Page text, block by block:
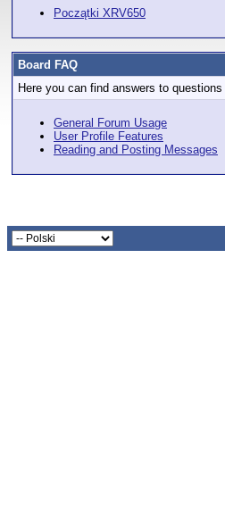
Początki XRV650
Board FAQ
Here you can find answers to
General Forum Usage
User Profile Features
Reading and Posting Messages